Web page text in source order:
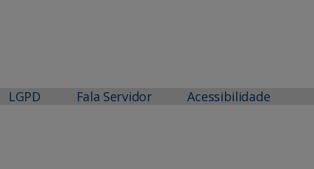
LGPD Fala Servidor Acessibilidade